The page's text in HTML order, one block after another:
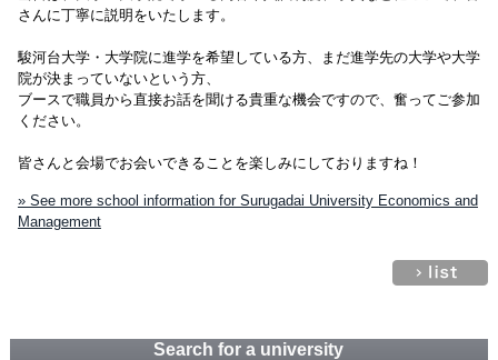
さんに丁寧に説明をいたします。
駿河台大学・大学院に進学を希望している方、まだ進学先の大学や大学
院が決まっていないという方、
ブースで職員から直接お話を聞ける貴重な機会ですので、奮ってご参加
ください。
皆さんと会場でお会いできることを楽しみにしておりますね！
» See more school information for Surugadai University Economics and
Management
Search for a university